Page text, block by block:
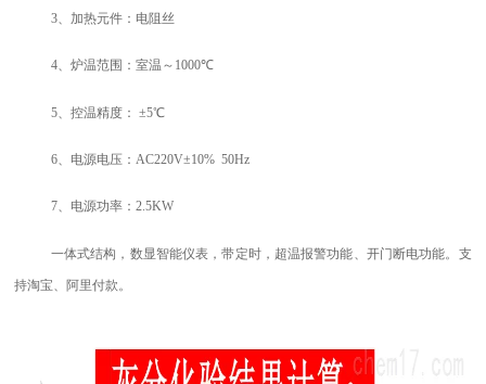
3、加热元件：电阻丝
4、炉温范围：室温～ 1000℃
5、控温精度： ±5℃
6、电源电压：AC220V±10% 50Hz
7、电源功率：2.5KW
一体式结构，数显智能仪表，带定时，超温报警功能、开门断电功能。支
持淘宝、阿里付款。